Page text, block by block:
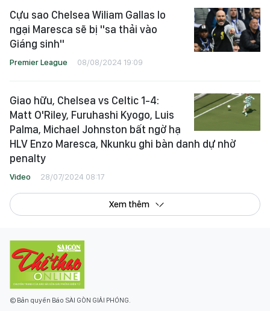
Cựu sao Chelsea Wiliam Gallas lo
ngại Maresca sẽ bị "sa thải vào
Giáng sinh"
Premier League 08/08/2024 19:09
Giao hữu, Chelsea vs Celtic 1-4:
Matt O'Riley, Furuhashi Kyogo, Luis
Palma, Michael Johnston bất ngờ hạ
HLV Enzo Maresca, Nkunku ghi bàn danh dự nhờ
penalty
Video 28/07/2024 08:17
Xem thêm
© Bản quyền Báo SÀI GÒN GIẢI PHÓNG.